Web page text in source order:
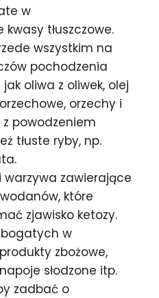
w
tłuszczowe.
wszystkim na
pochodzenia
oliwa z oliwek, olej
orzechy i
powodzeniem
tłuste ryby, np.
warzywa zawierające
które
zjawisko ketozy.
w
zbożowe,
słodzone itp.
zadbać o